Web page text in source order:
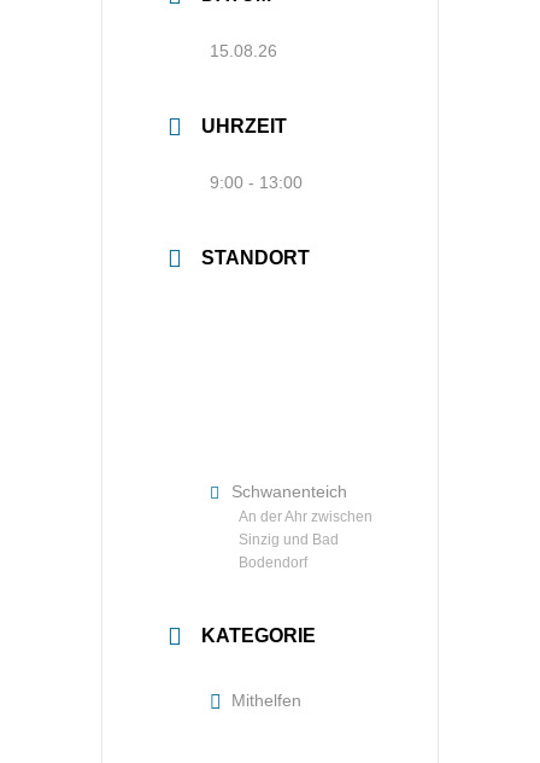
15.08.26
UHRZEIT
9:00 - 13:00
STANDORT
Schwanenteich
An der Ahr zwischen
Sinzig und Bad
Bodendorf
KATEGORIE
Mithelfen